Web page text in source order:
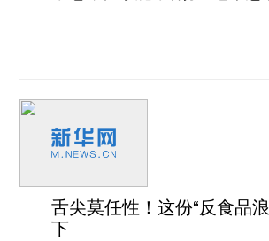
舌尖莫任性！这份“反食品
下